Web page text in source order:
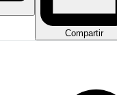
Compartir